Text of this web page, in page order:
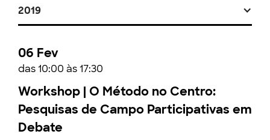
2019
06 Fev
das 10:00 às 17:30
Workshop | O Método no Centro:
Pesquisas de Campo Participativas em
Debate